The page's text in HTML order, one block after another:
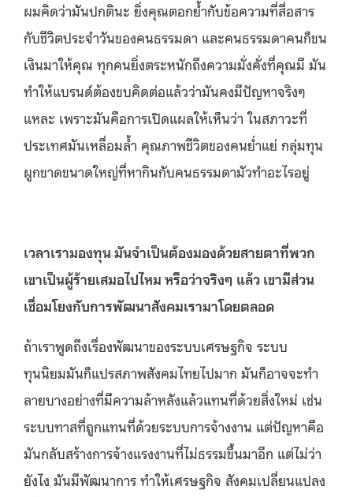
ผมคิดว่ามันปกตินะ ยิ่งคุณตอกย้ำกับข้อความที่สื่อสาร
กับชีวิตประจำวันของคนธรรมดา และคนธรรมดาคนก็ขน
เงินมาให้คุณ ทุกคนยิ่งตระหนักถึงความมั่งคั่งที่คุณมี มัน
ทำให้แบรนด์ต้องขบคิดต่อแล้วว่ามันคงมีปัญหาจริงๆ
แหละ เพราะมันคือการเปิดแผลให้เห็นว่า ในสภาวะที่
ประเทศมันเหลื่อมล้ำ คุณภาพชีวิตของคนย่ำแย่ กลุ่มทุน
ผูกขาดขนาดใหญ่ที่หากินกับคนธรรมดามัวทําอะไรอยู่
เวลาเรามองทุน มันจำเป็นต้องมองด้วยสายตาที่พวก
เขาเป็นผู้ร้ายเสมอไปไหม หรือว่าจริงๆ แล้ว เขามีส่วน
เชื่อมโยงกับการพัฒนาสังคมเรามาโดยตลอด
ถ้าเราพูดถึงเรื่องพัฒนาของระบบเศรษฐกิจ ระบบ
ทุนนิยมมันก็แปรสภาพสังคมไทยไปมาก มันก็อาจจะทํา
ลายบางอย่างที่มีความล้าหลังแล้วแทนที่ด้วยสิ่งใหม่ เช่น
ระบบทาสที่ถูกแทนที่ด้วยระบบการจ้างงาน แต่ปัญหาคือ
มันกลับสร้างการจ้างแรงงานที่ไม่ธรรมขึ้นมาอีก แต่ไม่ว่า
ยังไง มันมีพัฒนาการ ทำให้เศรษฐกิจ สังคมเปลี่ยนแปลง